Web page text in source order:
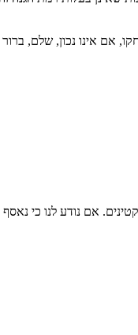
אם אינו נכון, שלם, ברור